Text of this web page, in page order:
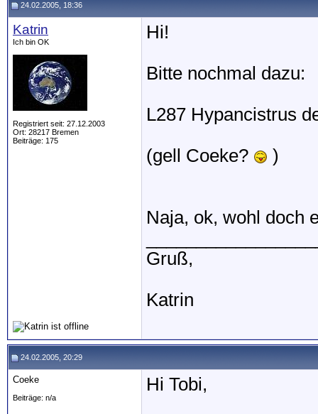
24.02.2005, 18:36
Katrin
Ich bin OK
Registriert seit: 27.12.2003
Ort: 28217 Bremen
Beiträge: 175
Hi!
Bitte nochmal dazu:
L287 Hypancistrus
(gell Coeke? )
Naja, ok, wohl doch
Gruß,
Katrin
24.02.2005, 20:29
Coeke
Beiträge: n/a
Hi Tobi,